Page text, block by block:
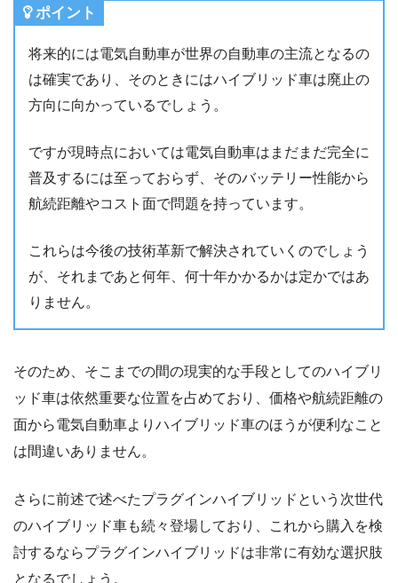
ポイント
将来的には電気自動車が世界の自動車の主流となるの
は確実であり、そのときにはハイブリッド車は廃止の
方向に向かっているでしょう。
ですが現時点においては電気自動車はまだまだ完全に
普及するには至っておらず、そのバッテリー性能から
航続距離やコスト面で問題を持っています。
これらは今後の技術革新で解決されていくのでしょう
が、それまであと何年、何十年かかるかは定かではあ
りません。
そのため、そこまでの間の現実的な手段としてのハイブリ
ッド車は依然重要な位置を占めており、価格や航続距離の
面から電気自動車よりハイブリッド車のほうが便利なこと
は間違いありません。
さらに前述で述べたプラグインハイブリッドという次世代
のハイブリッド車も続々登場しており、これから購入を検
討するならプラグインハイブリッドは非常に有効な選択肢
となるでしょう。